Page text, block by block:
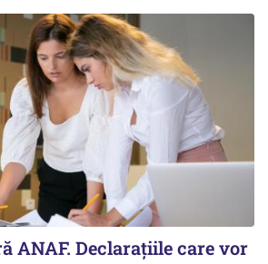
ANAF. Declarațiile care vor